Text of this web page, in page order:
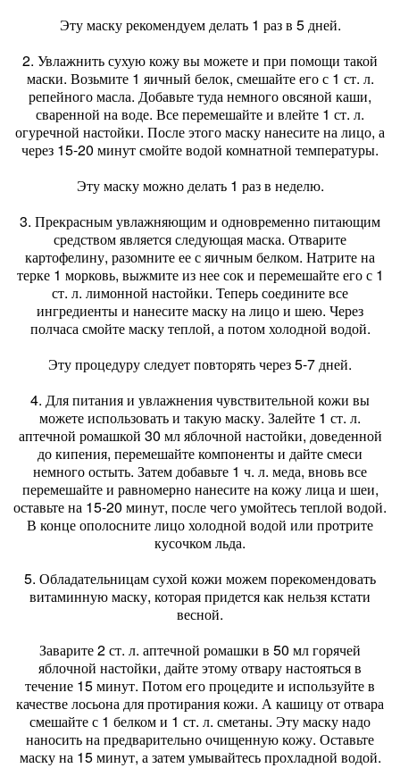
Эту маску рекомендуем делать 1 раз в 5 дней.
2. Увлажнить сухую кожу вы можете и при помощи такой
маски. Возьмите 1 яичный белок, смешайте его с 1 ст. л.
репейного масла. Добавьте туда немного овсяной каши,
сваренной на воде. Все перемешайте и влейте 1 ст. л.
огуречной настойки. После этого маску нанесите на лицо, а
через 15-20 минут смойте водой комнатной температуры.
Эту маску можно делать 1 раз в неделю.
3. Прекрасным увлажняющим и одновременно питающим
средством является следующая маска. Отварите
картофелину, разомните ее с яичным белком. Натрите на
терке 1 морковь, выжмите из нее сок и перемешайте его с 1
ст. л. лимонной настойки. Теперь соедините все
ингредиенты и нанесите маску на лицо и шею. Через
полчаса смойте маску теплой, а потом холодной водой.
Эту процедуру следует повторять через 5-7 дней.
4. Для питания и увлажнения чувствительной кожи вы
можете использовать и такую маску. Залейте 1 ст. л.
аптечной ромашкой 30 мл яблочной настойки, доведенной
до кипения, перемешайте компоненты и дайте смеси
немного остыть. Затем добавьте 1 ч. л. меда, вновь все
перемешайте и равномерно нанесите на кожу лица и шеи,
оставьте на 15-20 минут, после чего умойтесь теплой водой.
В конце ополосните лицо холодной водой или протрите
кусочком льда.
5. Обладательницам сухой кожи можем порекомендовать
витаминную маску, которая придется как нельзя кстати
весной.
Заварите 2 ст. л. аптечной ромашки в 50 мл горячей
яблочной настойки, дайте этому отвару настояться в
течение 15 минут. Потом его процедите и используйте в
качестве лосьона для протирания кожи. А кашицу от отвара
смешайте с 1 белком и 1 ст. л. сметаны. Эту маску надо
наносить на предварительно очищенную кожу. Оставьте
маску на 15 минут, а затем умывайтесь прохладной водой.